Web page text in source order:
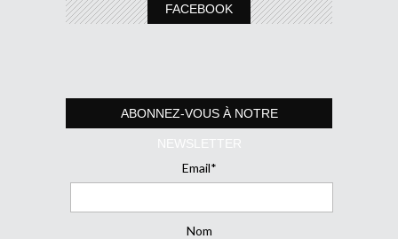
FACEBOOK
ABONNEZ-VOUS À NOTRE
NEWSLETTER
Email*
Nom